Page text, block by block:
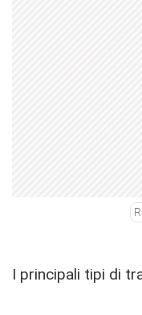
I principali tipi di